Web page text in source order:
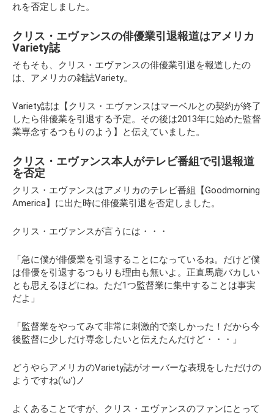
れを否定しました。
クリス・エヴァンスの俳優業引退報道はアメリカ
Variety誌
そもそも、クリス・エヴァンスの俳優業引退を報道したの
は、アメリカの雑誌Variety。
Variety誌は【クリス・エヴァンスはマーベルとの契約が終了
したら俳優業を引退する予定。その後は2013年に始めた監督
業専念するつもりのよう】と伝えていました。
クリス・エヴァンス本人がテレビ番組で引退報道
を否定
クリス・エヴァンスはアメリカのテレビ番組【Goodmorning
America】に出た時に俳優業引退を否定しました。
クリス・エヴァンスが言うには・・・
「急に僕が俳優業を引退することになっているね。だけど僕
は俳優を引退するつもりも理由も無いよ。正直馬鹿バカしい
とも思えるほどにね。ただ1つ監督業に集中することは事実
だよ」
「監督業をやってみて非常に刺激的で楽しかった！だから今
後監督に少しだけ専念したいと伝えたんだけど・・・」
どうやらアメリカのVariety誌がオーバーな表現をしただけの
ようですね(‘ω’)ノ
よくあることですが、クリス・エヴァンスのファンにとって